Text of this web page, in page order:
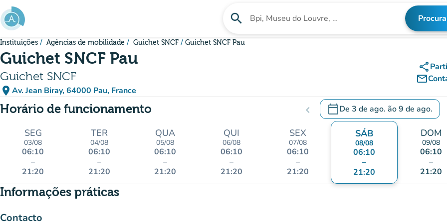
Ir para o conteúdo principal
search Procura uma instituição
Instituições Agências de mobilidade Guichet SNCF Guichet SNCF Pau
Guichet SNCF Pau
Guichet SNCF
place Av. Jean Biray, 64000 Pau, France
(abrir no Google Maps)
(novo separador)
share
mail_outline
Horário de funcionamento chevron_left calendar_todayDe 3 de ago. ão9 de ago.
.Abra o calendário para alterar as
SEG
03/08
06:10
–
21:20
TER
04/08
06:10
–
21:20
QUA
05/08
06:10
–
21:20
QUI
06/08
06:10
–
21:20
SEX
07/08
06:10
–
21:20
SÁB
08/08
06:10
–
21:20
DOM
09/08
06:10
–
21:20
Informações práticas
Contacto